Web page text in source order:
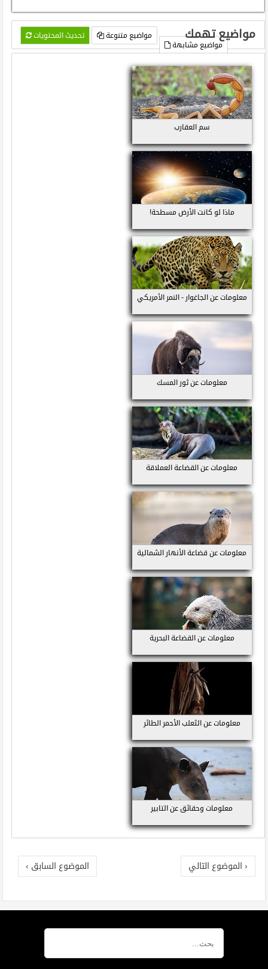
مواضيع تهمك تحديث المحتويات
مواضيع متنوعة
مواضيع مشابهة
سم العقارب
ماذا لو كانت الأرض مسطحة!
معلومات عن الجاغوار - النمر الأمريكي
معلومات عن ثور المسك
معلومات عن القضاعة العملاقة
معلومات عن قضاعة الأنهار الشمالية
معلومات عن القضاعة البحرية
معلومات عن الثعلب الأحمر الطائر
معلومات وحقائق عن التابير
‹ الموضوع التالي الموضوع السابق ›